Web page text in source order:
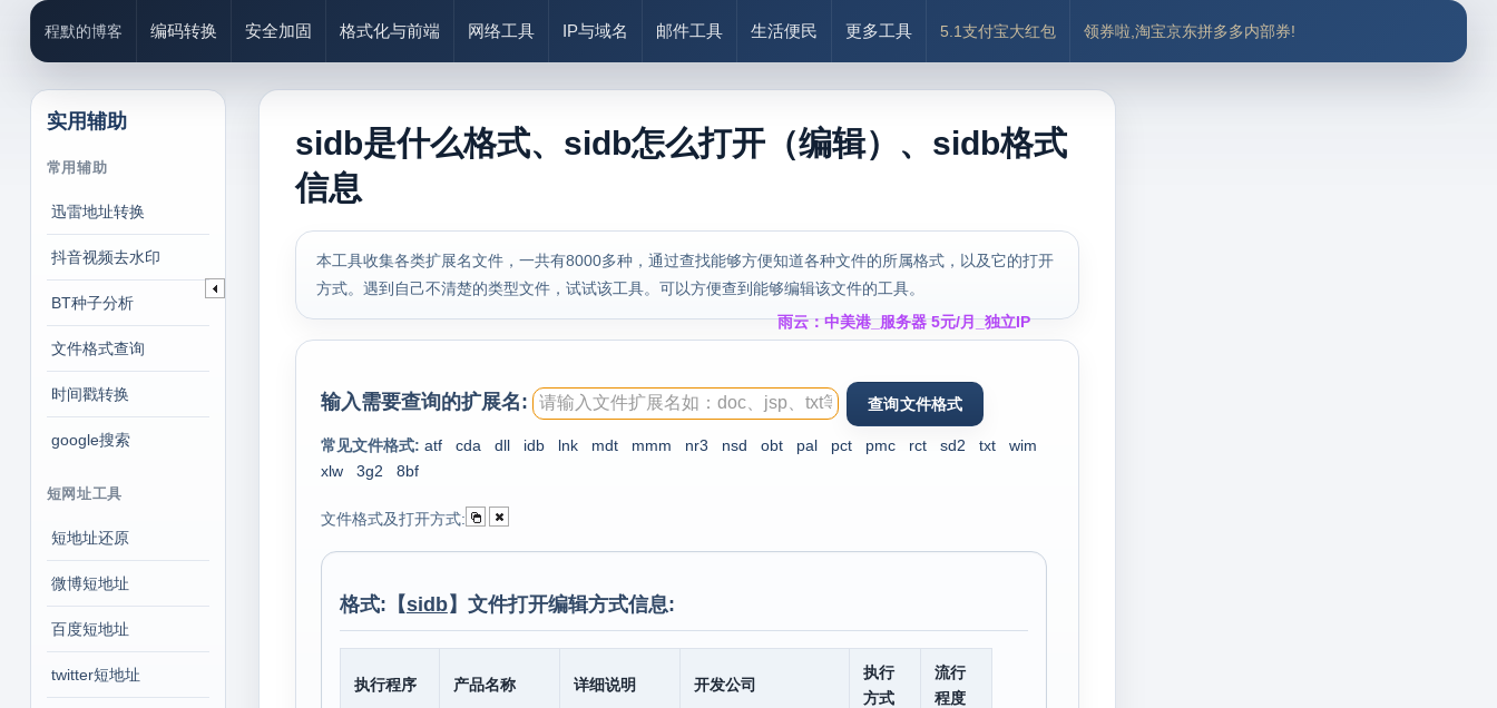
程默的博客 编码转换 安全加固 格式化与前端 网络工具 IP与域名 邮件工具 生活便民 更多工具 5.1支付宝大红包 领券啦,淘宝京东拼多多内部券!
实用辅助
常用辅助
迅雷地址转换
抖音视频去水印
BT种子分析
文件格式查询
时间戳转换
google搜索
短网址工具
短地址还原
微博短地址
百度短地址
twitter短地址
sidb是什么格式、sidb怎么打开（编辑）、sidb格式
信息
本工具收集各类扩展名文件，一共有8000多种，通过查找能够方便知道各种文件的所属格式，以及它的打开
方式。遇到自己不清楚的类型文件，试试该工具。可以方便查到能够编辑该文件的工具。
雨云：中美港_服务器 5元/月_独立IP
输入需要查询的扩展名:
常见文件格式: atf cda dll idb lnk mdt mmm nr3 nsd obt pal pct pmc rct sd2 txt
wim
xlw
3g2 8bf
文件格式及打开方式:
格式:【sidb】文件打开编辑方式信息:
执行程序 产品名称 详细说明 开发公司
执行
方式
流行
程度